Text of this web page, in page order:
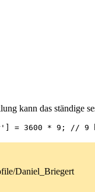
kann das ständige
Daniel_Briegert